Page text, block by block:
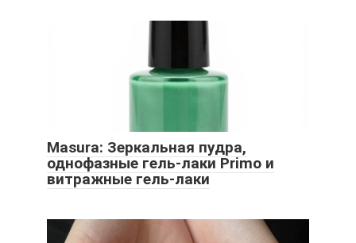
Masura: Зеркальная пудра,
однофазные гель-лаки Primo и
витражные гель-лаки